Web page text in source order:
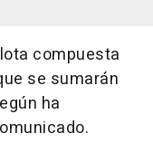
compuesta
se sumarán
ha